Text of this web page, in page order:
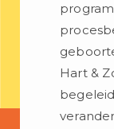
Hart &